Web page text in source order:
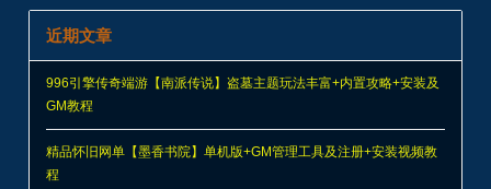
近期文章
996引擎传奇端游【南派传说】盗墓主题玩法丰富+内置攻略+安装及
GM教程
精品怀旧网单【墨香书院】单机版+GM管理工具及注册+安装视频教
程